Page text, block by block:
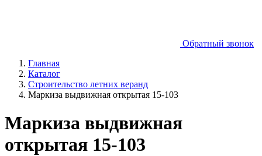
Обратный звонок
Главная
Каталог
Строительство летних веранд
Маркиза выдвижная открытая 15-103
Маркиза выдвижная
открытая 15-103